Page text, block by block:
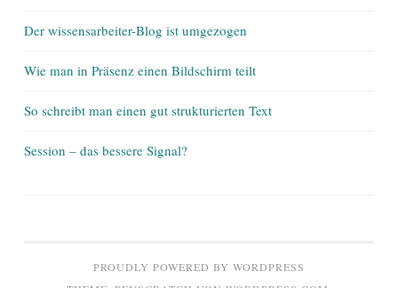
Der wissensarbeiter-Blog ist umgezogen
Wie man in Präsenz einen Bildschirm teilt
So schreibt man einen gut strukturierten Text
Session – das bessere Signal?
PROUDLY POWERED BY WORDPRESS